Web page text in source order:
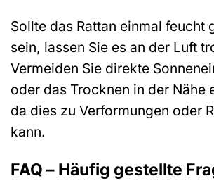
Sollte das Rattan einmal feucht
sein, lassen Sie es an der Luft
Vermeiden Sie direkte
oder das Trocknen in der Nähe
da dies zu Verformungen oder
kann.
FAQ – Häufig gestellte